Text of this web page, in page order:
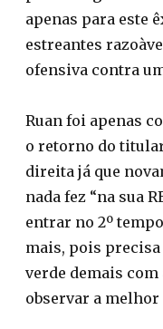
apenas para este
estreantes
ofensiva contra
Ruan foi apenas
o retorno do
direita já que
nada fez “na sua
entrar no 2º
mais, pois
verde demais com
observar a